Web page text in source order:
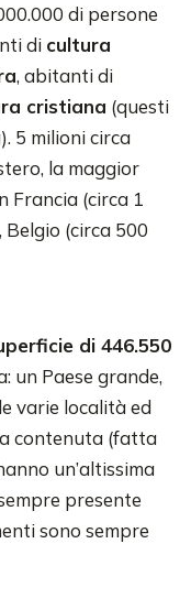
di persone
di cultura
, abitanti di
cristiana (questi
5 milioni circa
la maggior
Francia (circa 1
Belgio (circa 500
di 446.550
un Paese grande,
varie località ed
contenuta (fatta
un’altissima
presente
sono sempre